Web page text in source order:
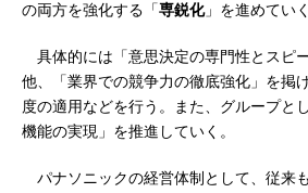
の両方を強化する「専鋭化」を進めてい
具体的には「意思決定の専門性とスピ
他、「業界での競争力の徹底強化」を掲
度の適用などを行う。また、グループと
機能の実現」を推進していく。
パナソニックの経営体制として、従来